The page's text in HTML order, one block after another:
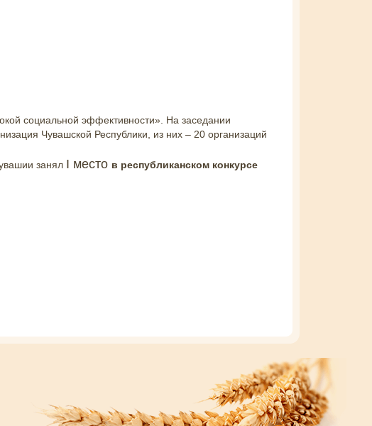
социальной эффективности». На заседании
Чувашской Республики, из них – 20 организаций
занял I место в республиканском конкурсе